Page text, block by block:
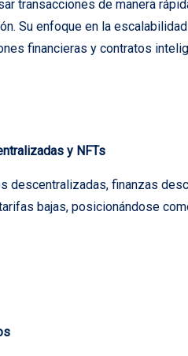
transacciones de manera
Su enfoque en la
financieras y contratos
y NFTs
descentralizadas, finanzas
bajas, posicionándose